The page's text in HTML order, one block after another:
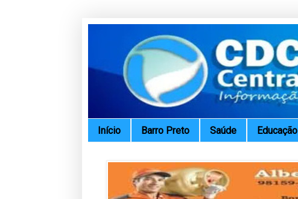
Início Barro Preto Saúde Educação